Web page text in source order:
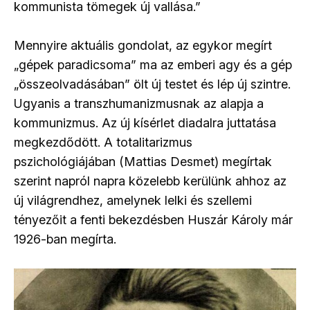
kommunista tömegek új vallása.”
Mennyire aktuális gondolat, az egykor megírt
„gépek paradicsoma” ma az emberi agy és a gép
„összeolvadásában” ölt új testet és lép új szintre.
Ugyanis a transzhumanizmusnak az alapja a
kommunizmus. Az új kísérlet diadalra juttatása
megkezdődött. A totalitarizmus
pszichológiájában (Mattias Desmet) megírtak
szerint napról napra közelebb kerülünk ahhoz az
új világrendhez, amelynek lelki és szellemi
tényezőit a fenti bekezdésben Huszár Károly már
1926-ban megírta.